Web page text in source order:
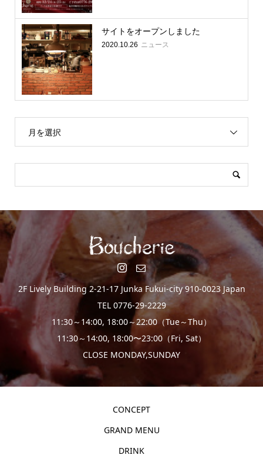
サイトをオープンしました
2020.10.26 ニュース
月を選択
2F Lively Building 2-21-17 Junka Fukui-city 910-0023 Japan
TEL 0776-29-2229
11:30～14:00, 18:00～22:00（Tue～Thu）
11:30～14:00, 18:00〜23:00（Fri, Sat）
CLOSE MONDAY,SUNDAY
CONCEPT
GRAND MENU
DRINK